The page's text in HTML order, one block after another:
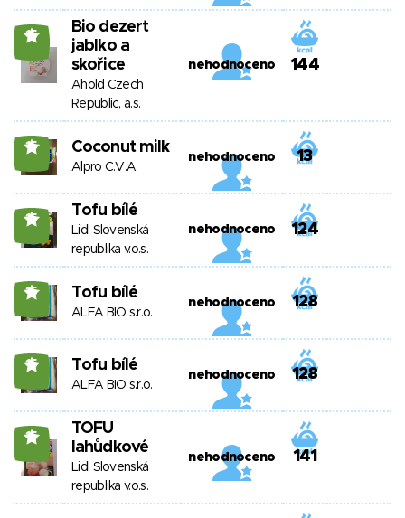
15
Bio dezert
jablko a
skořice
Ahold Czech
Republic, a.s.
nehodnoceno 144
15 Coconut milk
Alpro C.V.A.
nehodnoceno 13
15 Tofu bílé
Lidl Slovenská
republika v.o.s.
nehodnoceno 124
15 Tofu bílé
ALFA BIO s.r.o.
nehodnoceno 128
15 Tofu bílé
ALFA BIO s.r.o.
nehodnoceno 128
15
TOFU
lahůdkové
Lidl Slovenská
republika v.o.s.
nehodnoceno 141